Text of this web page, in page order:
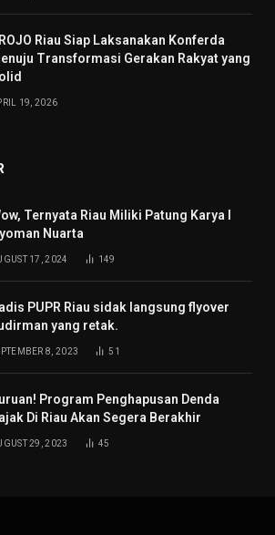
Riau Siap Laksanakan Konferda
Transformasi Gerakan Rakyat yang
19, 2026
Ternyata Riau Miliki Patung Karya I
Nuarta
17, 2024 149
PUPR Riau sidak langsung flyover
yang retak.
8, 2023 51
Program Penghapusan Denda
Di Riau Akan Segera Berakhir
29, 2023 45